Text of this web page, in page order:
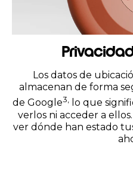
Los datos de
almacenan de forma
de Google3, lo que
verlos ni acceder a
ver dónde han estado